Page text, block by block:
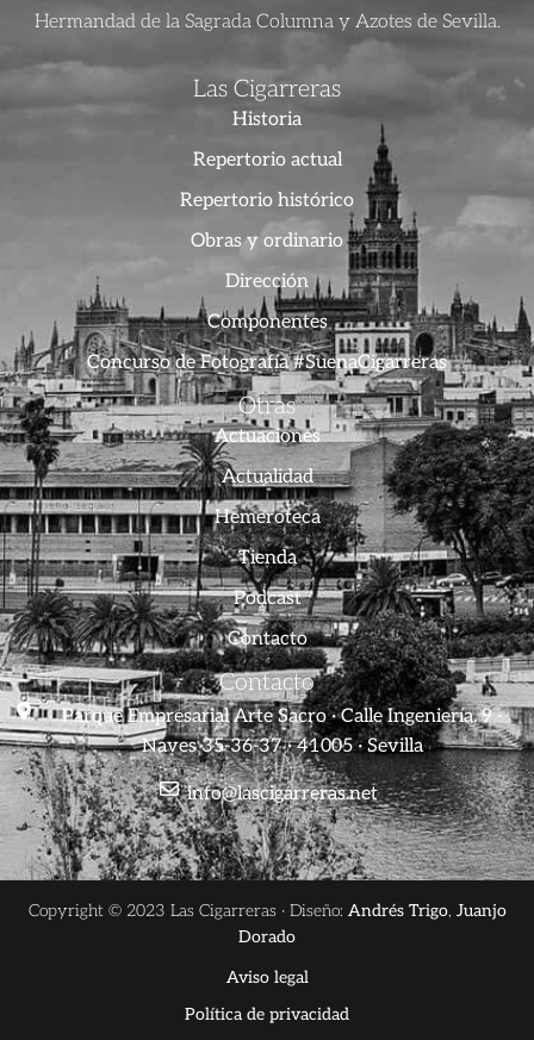
Hermandad de la Sagrada Columna y Azotes de Sevilla.
Las Cigarreras
Historia
Repertorio actual
Repertorio histórico
Obras y ordinario
Dirección
Componentes
Concurso de Fotografía #SuenaCigarreras
Otras
Actuaciones
Actualidad
Hemeroteca
Tienda
Podcast
Contacto
Contacto
Parque Empresarial Arte Sacro · Calle Ingeniería, 9 ·
Naves 35-36-37 · 41005 · Sevilla
info@lascigarreras.net
Copyright © 2023 Las Cigarreras · Diseño: Andrés Trigo, Juanjo
Dorado
Aviso legal
Política de privacidad